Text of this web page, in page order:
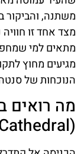
משתנה,
מצד אחד זו
מתאים למי
מגיעים מחוץ
הנוכחות של
מה רואים
(Catania Cathedral)?